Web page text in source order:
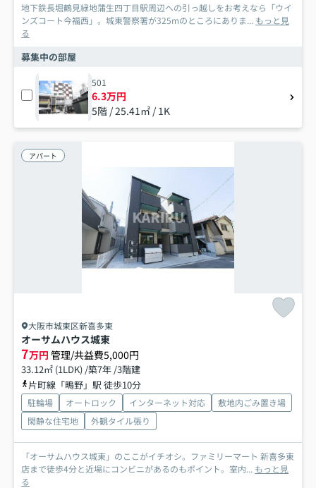
地下鉄長堀鶴見緑地蒲生四丁目駅周辺への引っ越しをお考えなら「ウイ
ンズコート今福西」。城東警察署が325mのところにありま... もっと見
る
募集中の部屋
501
6.3万円
5階 / 25.41㎡ / 1K
アパート
大阪市城東区新喜多東
オーサムハウス城東
7万円 管理/共益費5,000円
33.12㎡ (1LDK) /築7年 /3階建
片町線「鴫野」駅 徒歩10分
駐輪場 オートロック インターネット対応
敷地内ごみ置き場
閑静な住宅地
外観タイル張り
「オーサムハウス城東」のここがイチオシ。ファミリーマート 新喜多東
店まで徒歩4分と近場にコンビニがあるのもポイント。室内... もっと見
る